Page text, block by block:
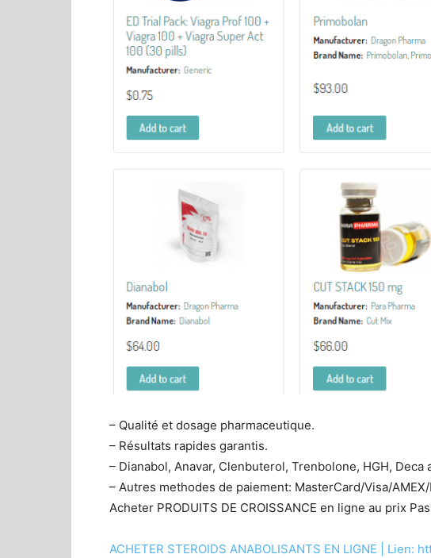
– Qualité et dosage pharmaceutique.
– Résultats rapides garantis.
– Dianabol, Anavar, Clenbuterol, Trenbolone, HGH, Deca
– Autres methodes de paiement: MasterCard/Visa/
Acheter PRODUITS DE CROISSANCE en ligne au prix
ACHETER STEROIDS ANABOLISANTS EN LIGNE | Lien: